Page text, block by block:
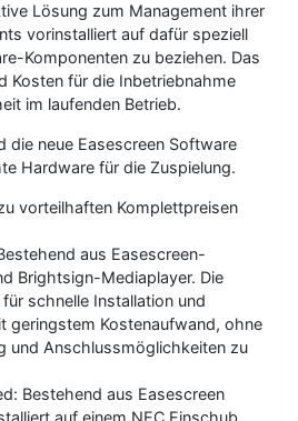
Lösung zum Management ihrer
vorinstalliert auf dafür speziell
Komponenten zu beziehen. Das
Kosten für die Inbetriebnahme
im laufenden Betrieb.
die neue Easescreen Software
Hardware für die Zuspielung.
vorteilhaften Komplettpreisen
aus Easescreen-
Brightsign-Mediaplayer. Die
schnelle Installation und
geringstem Kostenaufwand, ohne
und Anschlussmöglichkeiten zu
Bestehend aus Easescreen